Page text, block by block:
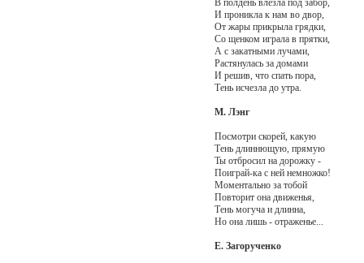
И проникла к нам во двор,
От жары прикрыла грядки,
Со щенком играла в прятки,
А с закатными лучами,
Растянулась за домами
И решив, что спать пора,
Тень исчезла до утра.
М. Лэнг
Посмотри скорей, какую
Тень длиннющую, прямую
Ты отбросил на дорожку -
Поиграй-ка с ней немножко!
Моментально за тобой
Повторит она движенья,
Тень могуча и длинна,
Но она лишь - отраженье...
Е. Загорученко